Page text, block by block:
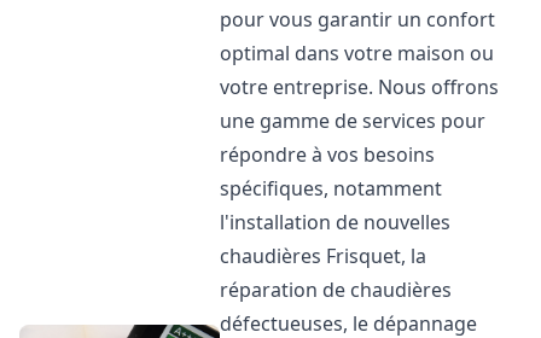
pour vous garantir un confort
optimal dans votre maison ou
votre entreprise. Nous offrons
une gamme de services pour
répondre à vos besoins
spécifiques, notamment
l'installation de nouvelles
chaudières Frisquet, la
réparation de chaudières
défectueuses, le dépannage